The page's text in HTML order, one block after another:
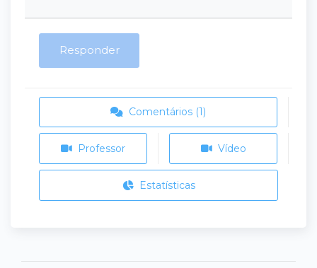
Responder
Comentários (1)
Professor Vídeo
Estatísticas